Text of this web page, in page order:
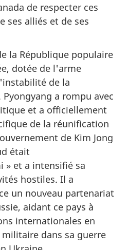
de respecter ces
ses alliés et de ses
la République populaire
dotée de l'arme
de la
a rompu avec
et a officiellement
de la réunification
de Kim Jong
était
» et a intensifié sa
hostiles. Il a
un nouveau partenariat
aidant ce pays à
internationales en
dans sa guerre